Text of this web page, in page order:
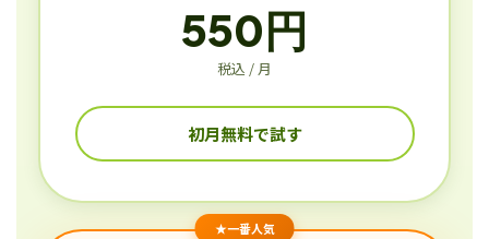
550円
税込 / 月
初月無料で試す
★一番人気